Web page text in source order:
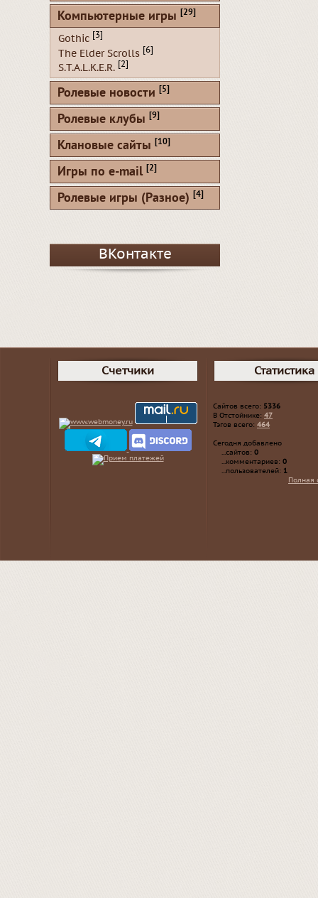
Компьютерные игры [29]
Gothic [3]
The Elder Scrolls [6]
S.T.A.L.K.E.R. [2]
Ролевые новости [5]
Ролевые клубы [9]
Клановые сайты [10]
Игры по e-mail [2]
Ролевые игры (Разное) [4]
ВКонтакте
Счетчики Статистика
Сайтов всего: 5336
В Отстойнике: 47
Тэгов всего: 464
Сегодня добавлено
...сайтов: 0
...комментариев: 0
...пользователей: 1
Полная